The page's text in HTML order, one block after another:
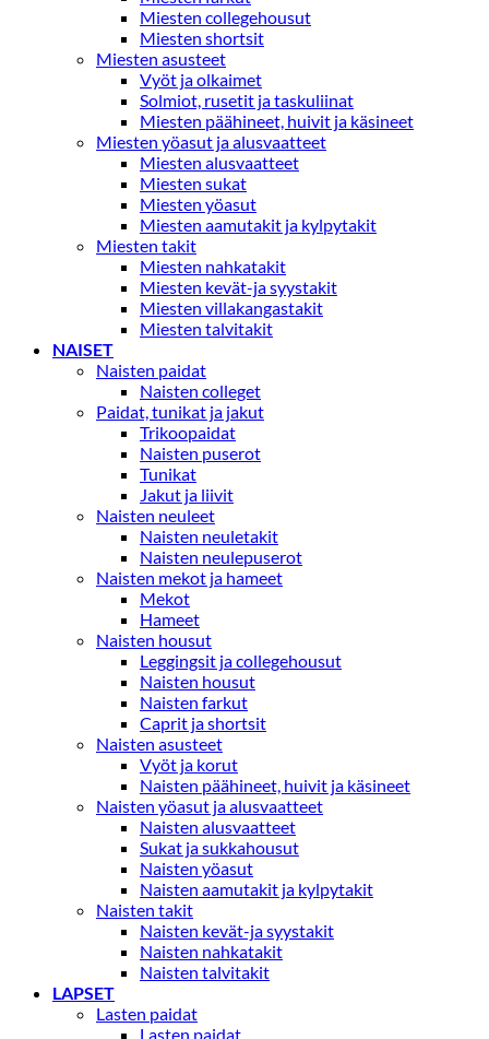
Miesten collegehousut
Miesten shortsit
Miesten asusteet
Vyöt ja olkaimet
Solmiot, rusetit ja taskuliinat
Miesten päähineet, huivit ja käsineet
Miesten yöasut ja alusvaatteet
Miesten alusvaatteet
Miesten sukat
Miesten yöasut
Miesten aamutakit ja kylpytakit
Miesten takit
Miesten nahkatakit
Miesten kevät-ja syystakit
Miesten villakangastakit
Miesten talvitakit
NAISET
Naisten paidat
Naisten colleget
Paidat, tunikat ja jakut
Trikoopaidat
Naisten puserot
Tunikat
Jakut ja liivit
Naisten neuleet
Naisten neuletakit
Naisten neulepuserot
Naisten mekot ja hameet
Mekot
Hameet
Naisten housut
Leggingsit ja collegehousut
Naisten housut
Naisten farkut
Caprit ja shortsit
Naisten asusteet
Vyöt ja korut
Naisten päähineet, huivit ja käsineet
Naisten yöasut ja alusvaatteet
Naisten alusvaatteet
Sukat ja sukkahousut
Naisten yöasut
Naisten aamutakit ja kylpytakit
Naisten takit
Naisten kevät-ja syystakit
Naisten nahkatakit
Naisten talvitakit
LAPSET
Lasten paidat
Lasten paidat